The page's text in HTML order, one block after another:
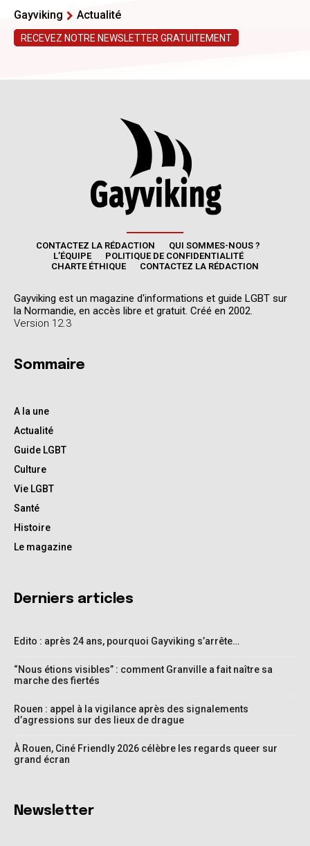
CONTACTEZ LA RÉDACTION
QUI SOMMES-NOUS ?
L’ÉQUIPE
POLITIQUE DE CONFIDENTIALITÉ
CHARTE ÉTHIQUE
CONTACTEZ LA RÉDACTION
Gayviking est un magazine d'informations et guide LGBT sur
la Normandie, en accès libre et gratuit. Créé en 2002.
Version 12.3
Sommaire
A la une
Actualité
Guide LGBT
Culture
Vie LGBT
Santé
Histoire
Le magazine
Derniers articles
Edito : après 24 ans, pourquoi Gayviking s’arrête…
“Nous étions visibles” : comment Granville a fait naître sa
marche des fiertés
Rouen : appel à la vigilance après des signalements
d’agressions sur des lieux de drague
À Rouen, Ciné Friendly 2026 célèbre les regards queer sur
grand écran
Newsletter